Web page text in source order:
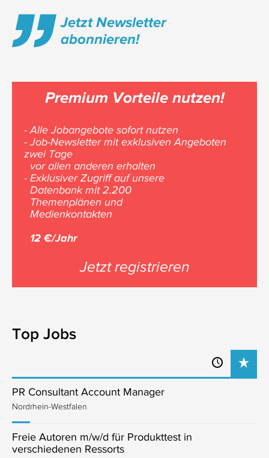
Jetzt Newsletter
abonnieren!
Premium Vorteile nutzen!
- Alle Jobangebote sofort nutzen
- Job-Newsletter mit exklusiven Angeboten
zwei Tage
vor allen anderen erhalten
- Exklusiver Zugriff auf unsere
Datenbank mit 2.200
Themenplänen und
Medienkontakten
12 €/Jahr
Jetzt registrieren
Top Jobs
PR Consultant Account Manager
Nordrhein-Westfalen
Freie Autoren m/w/d für Produkttest in
verschiedenen Ressorts